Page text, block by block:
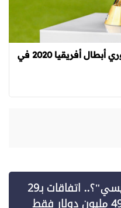
"فيفا" لم يعلن مشاركة وصيف دوري أبطال أفريقيا 2020 في
أين ذهبت قروض "عهد السيسي"؟.. اتفاقات بـ29
مليار دولار لقطاع الكهرباء 490 مليون دولار فقط